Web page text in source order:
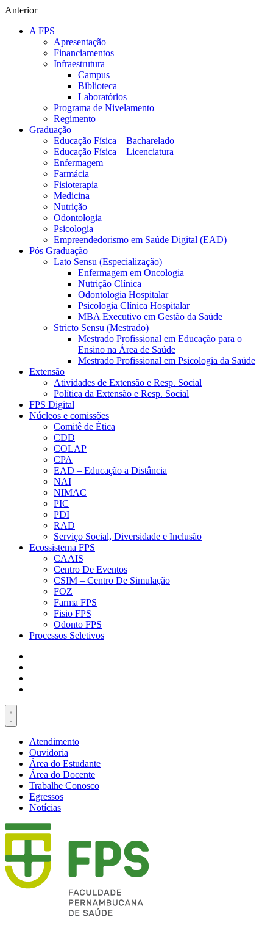
Anterior
A FPS
Apresentação
Financiamentos
Infraestrutura
Campus
Biblioteca
Laboratórios
Programa de Nivelamento
Regimento
Graduação
Educação Física – Bacharelado
Educação Física – Licenciatura
Enfermagem
Farmácia
Fisioterapia
Medicina
Nutrição
Odontologia
Psicologia
Empreendedorismo em Saúde Digital (EAD)
Pós Graduação
Lato Sensu (Especialização)
Enfermagem em Oncologia
Nutrição Clínica
Odontologia Hospitalar
Psicologia Clínica Hospitalar
MBA Executivo em Gestão da Saúde
Stricto Sensu (Mestrado)
Mestrado Profissional em Educação para o
Ensino na Área de Saúde
Mestrado Profissional em Psicologia da Saúde
Extensão
Atividades de Extensão e Resp. Social
Política da Extensão e Resp. Social
FPS Digital
Núcleos e comissões
Comitê de Ética
CDD
COLAP
CPA
EAD – Educação a Distância
NAI
NIMAC
PIC
PDI
RAD
Serviço Social, Diversidade e Inclusão
Ecossistema FPS
CAAIS
Centro De Eventos
CSIM – Centro De Simulação
FOZ
Farma FPS
Fisio FPS
Odonto FPS
Processos Seletivos
Atendimento
Ouvidoria
Área do Estudante
Área do Docente
Trabalhe Conosco
Egressos
Notícias